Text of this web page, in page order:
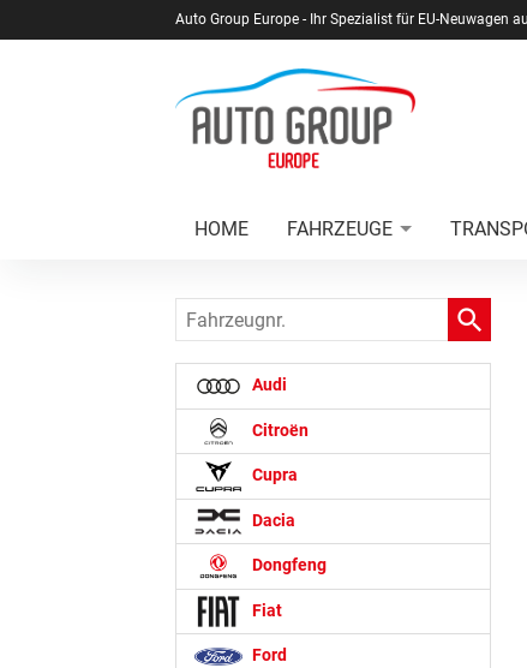
Auto Group Europe - Ihr Spezialist für EU-Neuwagen
HOME FAHRZEUGE
Fahrzeugnr.
Audi
Citroën
Cupra
Dacia
Dongfeng
Fiat
Ford